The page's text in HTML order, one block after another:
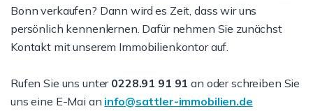
Bonn verkaufen? Dann wird es Zeit, dass wir uns
persönlich kennenlernen. Dafür nehmen Sie zunächst
Kontakt mit unserem Immobilienkontor auf.
Rufen Sie uns unter 0228.91 91 91 an oder schreiben Sie
uns eine E-Mai an info@sattler-immobilien.de